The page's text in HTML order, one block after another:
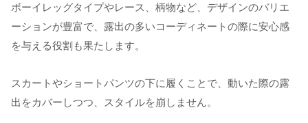
ボーイレッグタイプやレース、柄物など、デザインのバリエ
ーションが豊富で、露出の多いコーディネートの際に安心感
を与える役割も果たします。
スカートやショートパンツの下に履くことで、動いた際の露
出をカバーしつつ、スタイルを崩しません。